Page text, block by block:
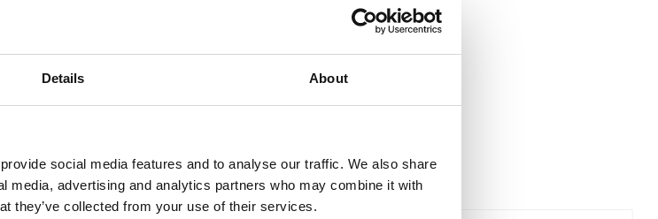
Details About
social media features and to analyse our traffic. We also share
media, advertising and analytics partners who may combine it with
they’ve collected from your use of their services.